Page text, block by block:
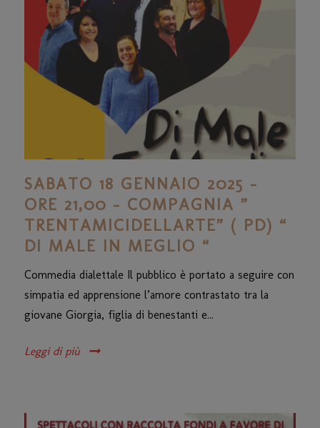
SABATO 18 GENNAIO 2025 –
ORE 21,00 – COMPAGNIA ”
TRENTAMICIDELLARTE” ( PD) “
DI MALE IN MEGLIO “
Commedia dialettale Il pubblico è portato a seguire con
simpatia ed apprensione l’amore contrastato tra la
giovane Giorgia, figlia di benestanti e...
Leggi di più